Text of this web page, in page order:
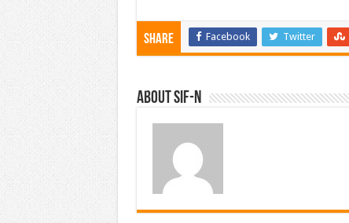
Share Facebook Twitter
About SIF-N